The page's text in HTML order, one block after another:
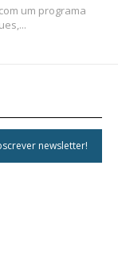
um programa
newsletter!